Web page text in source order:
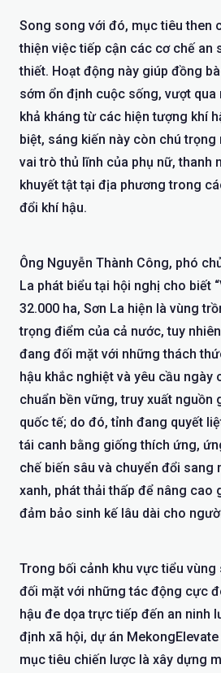
Song song với đó, mục tiêu then
thiện việc tiếp cận các cơ chế an
thiết. Hoạt động này giúp đồng
sớm ổn định cuộc sống, vượt
khả kháng từ các hiện tượng khí
biệt, sáng kiến này còn chú trọng
vai trò thủ lĩnh của phụ nữ, thanh
khuyết tật tại địa phương trong
đổi khí hậu.
Ông Nguyễn Thành Công, phó
La phát biểu tại hội nghị cho biết
32.000 ha, Sơn La hiện là vùng
trọng điểm của cả nước, tuy
đang đối mặt với những thách
hậu khắc nghiệt và yêu cầu ngày
chuẩn bền vững, truy xuất nguồn
quốc tế; do đó, tỉnh đang quyết
tái canh bằng giống thích ứng,
chế biến sâu và chuyển đổi sang
xanh, phát thải thấp để nâng cao
đảm bảo sinh kế lâu dài cho
Trong bối cảnh khu vực tiểu
đối mặt với những tác động cực
hậu đe dọa trực tiếp đến an ninh
định xã hội, dự án
mục tiêu chiến lược là xây dựng